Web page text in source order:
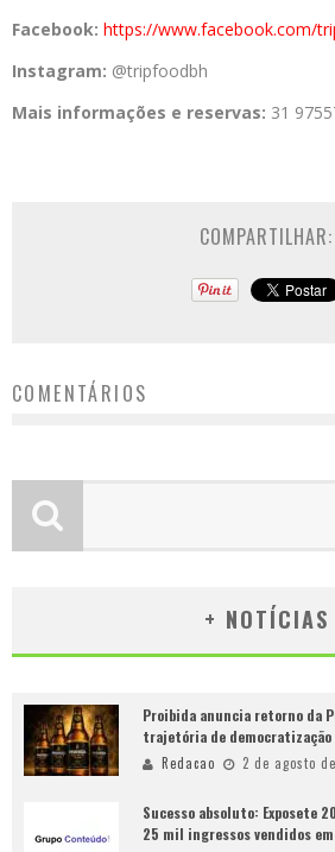
Facebook: https://www.facebook.com/
Instagram: @tripfoodbh
Mais informações e reservas: 31
COMPARTILHAR:
COMENTÁRIOS
+ NOTÍCIAS
Proibida anuncia retorno da
trajetória de democratização
Redacao 2 de agosto
Sucesso absoluto: Exposete
25 mil ingressos vendidos